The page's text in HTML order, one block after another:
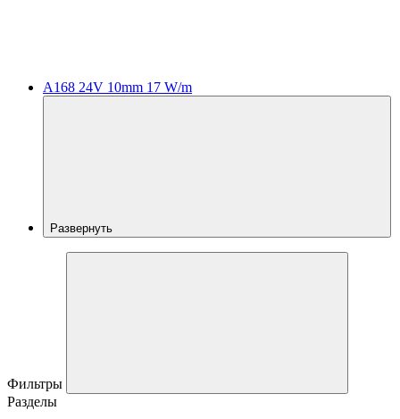
A168 24V 10mm 17 W/m
Развернуть
Фильтры
Разделы